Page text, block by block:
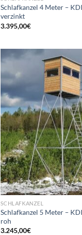
Schlafkanzel 4 Meter –
verzinkt
3.395,00€
SCHLAFKANZEL
Schlafkanzel 5 Meter –
roh
3.245,00€